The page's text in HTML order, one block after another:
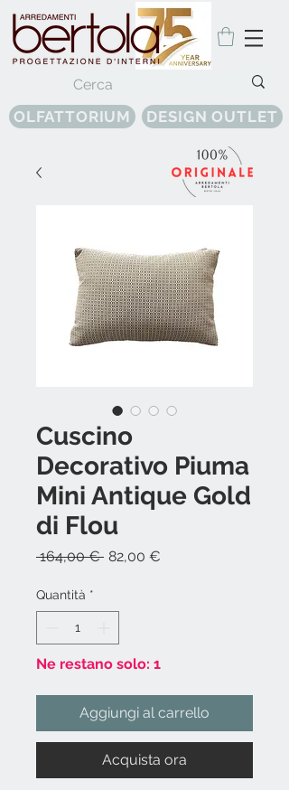
OLFATTORIUM DESIGN OUTLET
Cuscino
Decorativo Piuma
Mini Antique Gold
di Flou
164,00 € Prezzo
82,00 €
Quantità *
Ne restano solo: 1
Aggiungi al carrello
Acquista ora